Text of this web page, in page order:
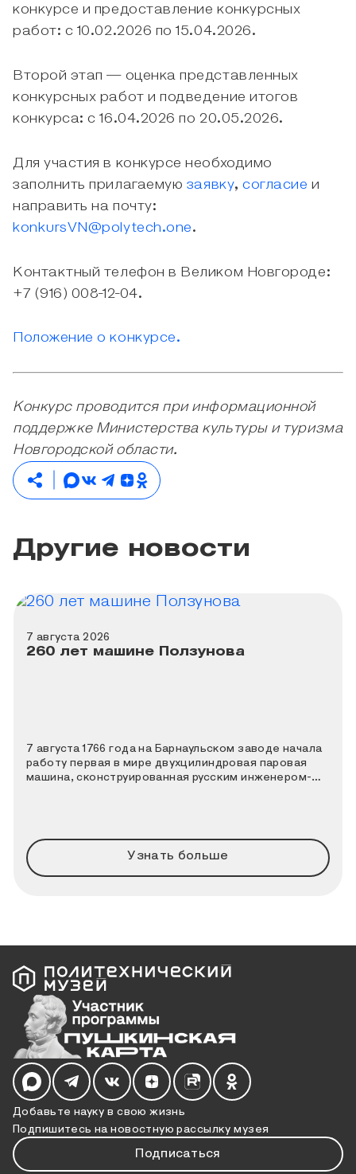
конкурсе и предоставление конкурсных
работ: с 10.02.2026 по 15.04.2026.
Второй этап — оценка представленных
конкурсных работ и подведение итогов
конкурса: с 16.04.2026 по 20.05.2026.
Для участия в конкурсе необходимо
заполнить прилагаемую заявку,согласие и
направить на почту:
konkursVN@polytech.one.
Контактный телефон в Великом Новгороде:
+7 (916) 008-12-04.
Положение о конкурсе.
Конкурс проводится при информационной
поддержке Министерства культуры и туризма
Новгородской области.
Другие новости
7 августа 2026
260 лет машине Ползунова
7 августа 1766 года на Барнаульском заводе начала
работу первая в мире двухцилиндровая паровая
машина, сконструированная русским инженером-
Узнать больше
Добавьте науку в свою жизнь
Подпишитесь на новостную рассылку музея
Подписаться
Мы в социальных сетях